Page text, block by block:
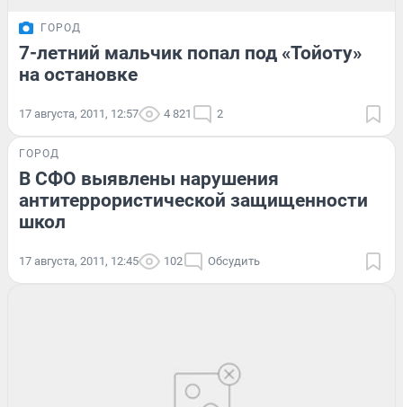
ГОРОД
7-летний мальчик попал под «Тойоту»
на остановке
17 августа, 2011, 12:57 4 821 2
ГОРОД
В СФО выявлены нарушения
антитеррористической защищенности
школ
17 августа, 2011, 12:45 102 Обсудить